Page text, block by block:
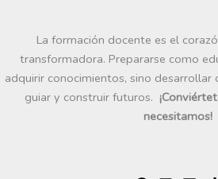
La formación docente es el
transformadora. Prepararse como
adquirir conocimientos, sino desarrollar
guiar y construir futuros.
necesitamos!